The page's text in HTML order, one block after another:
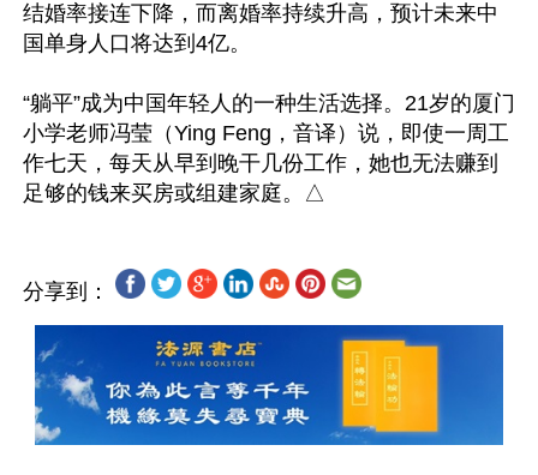
结婚率接连下降，而离婚率持续升高，预计未来中
国单身人口将达到4亿。
“躺平”成为中国年轻人的一种生活选择。21岁的厦门
小学老师冯莹（Ying Feng，音译）说，即使一周工
作七天，每天从早到晚干几份工作，她也无法赚到
分享到：